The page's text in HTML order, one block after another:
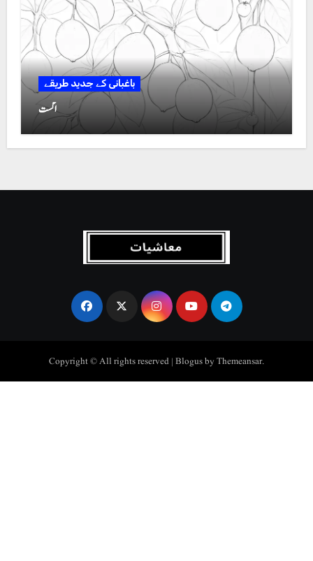
باغبانی کے جدید طریقے
اگست
Copyright © All rights reserved |BlogusbyThemeansar.